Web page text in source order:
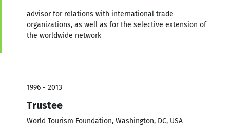
advisor for relations with international trade
organizations, as well as for the selective extension of
the worldwide network
1996 - 2013
Trustee
World Tourism Foundation, Washington, DC, USA